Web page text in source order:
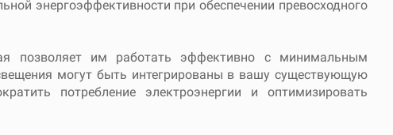
энергоэффективности при обеспечении превосходного
позволяет им работать эффективно с минимальным
могут быть интегрированы в вашу существующую
потребление электроэнергии и оптимизировать